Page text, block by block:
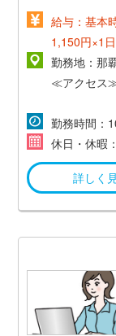
給与：基
1,150円×1
勤務地：那
≪アクセス
＊モノレー
＊市外・市
勤務時間：
休日・休暇
詳しく